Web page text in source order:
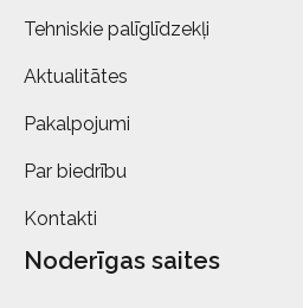
Tehniskie palīglīdzekļi
Aktualitātes
Pakalpojumi
Par biedrību
Kontakti
Noderīgas saites